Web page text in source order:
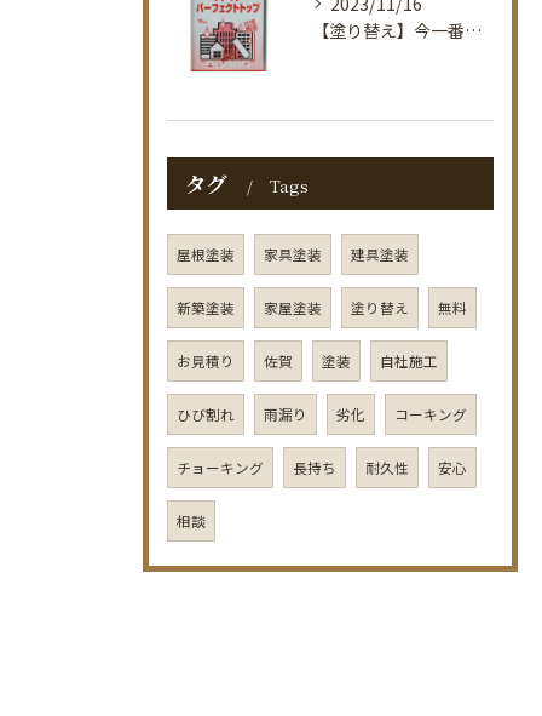
【塗り替え】今一番オススメしている塗料紹介！佐賀で塗装のお困りごとなら｜タナカ塗装店
タグ Tags
屋根塗装 家具塗装 建具塗装
新築塗装 家屋塗装 塗り替え 無料
お見積り 佐賀 塗装 自社施工
ひび割れ 雨漏り 劣化 コーキング
チョーキング 長持ち 耐久性 安心
相談